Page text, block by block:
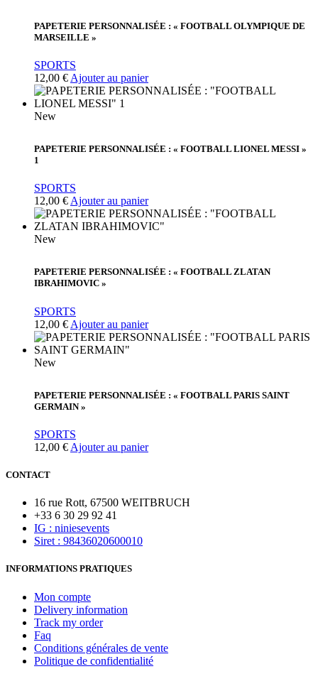
PAPETERIE PERSONNALISÉE : « FOOTBALL OLYMPIQUE DE
MARSEILLE »
SPORTS
12,00 € Ajouter au panier
New
PAPETERIE PERSONNALISÉE : « FOOTBALL LIONEL MESSI »
1
SPORTS
12,00 € Ajouter au panier
New
PAPETERIE PERSONNALISÉE : « FOOTBALL ZLATAN
IBRAHIMOVIC »
SPORTS
12,00 € Ajouter au panier
New
PAPETERIE PERSONNALISÉE : « FOOTBALL PARIS SAINT
GERMAIN »
SPORTS
12,00 € Ajouter au panier
CONTACT
16 rue Rott, 67500 WEITBRUCH
+33 6 30 29 92 41
IG : niniesevents
Siret : 98436020600010
INFORMATIONS PRATIQUES
Mon compte
Delivery information
Track my order
Faq
Conditions générales de vente
Politique de confidentialité